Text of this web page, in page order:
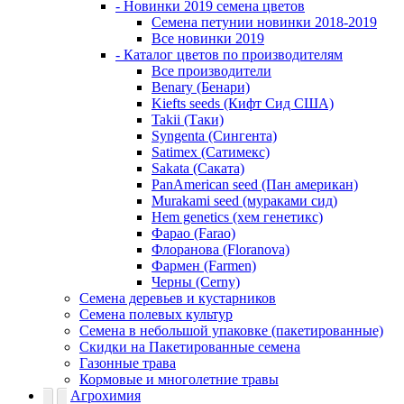
- Новинки 2019 семена цветов
Семена петунии новинки 2018-2019
Все новинки 2019
- Каталог цветов по производителям
Все производители
Benary (Бенари)
Kiefts seeds (Кифт Сид США)
Takii (Таки)
Syngenta (Сингента)
Satimex (Сатимекс)
Sakata (Саката)
PanAmerican seed (Пан американ)
Murakami seed (мураками сид)
Hem genetics (хем генетикс)
Фарао (Farao)
Флоранова (Floranova)
Фармен (Farmen)
Черны (Cerny)
Семена деревьев и кустарников
Семена полевых культур
Семена в небольшой упаковке (пакетированные)
Скидки на Пакетированные семена
Газонные трава
Кормовые и многолетние травы
Агрохимия